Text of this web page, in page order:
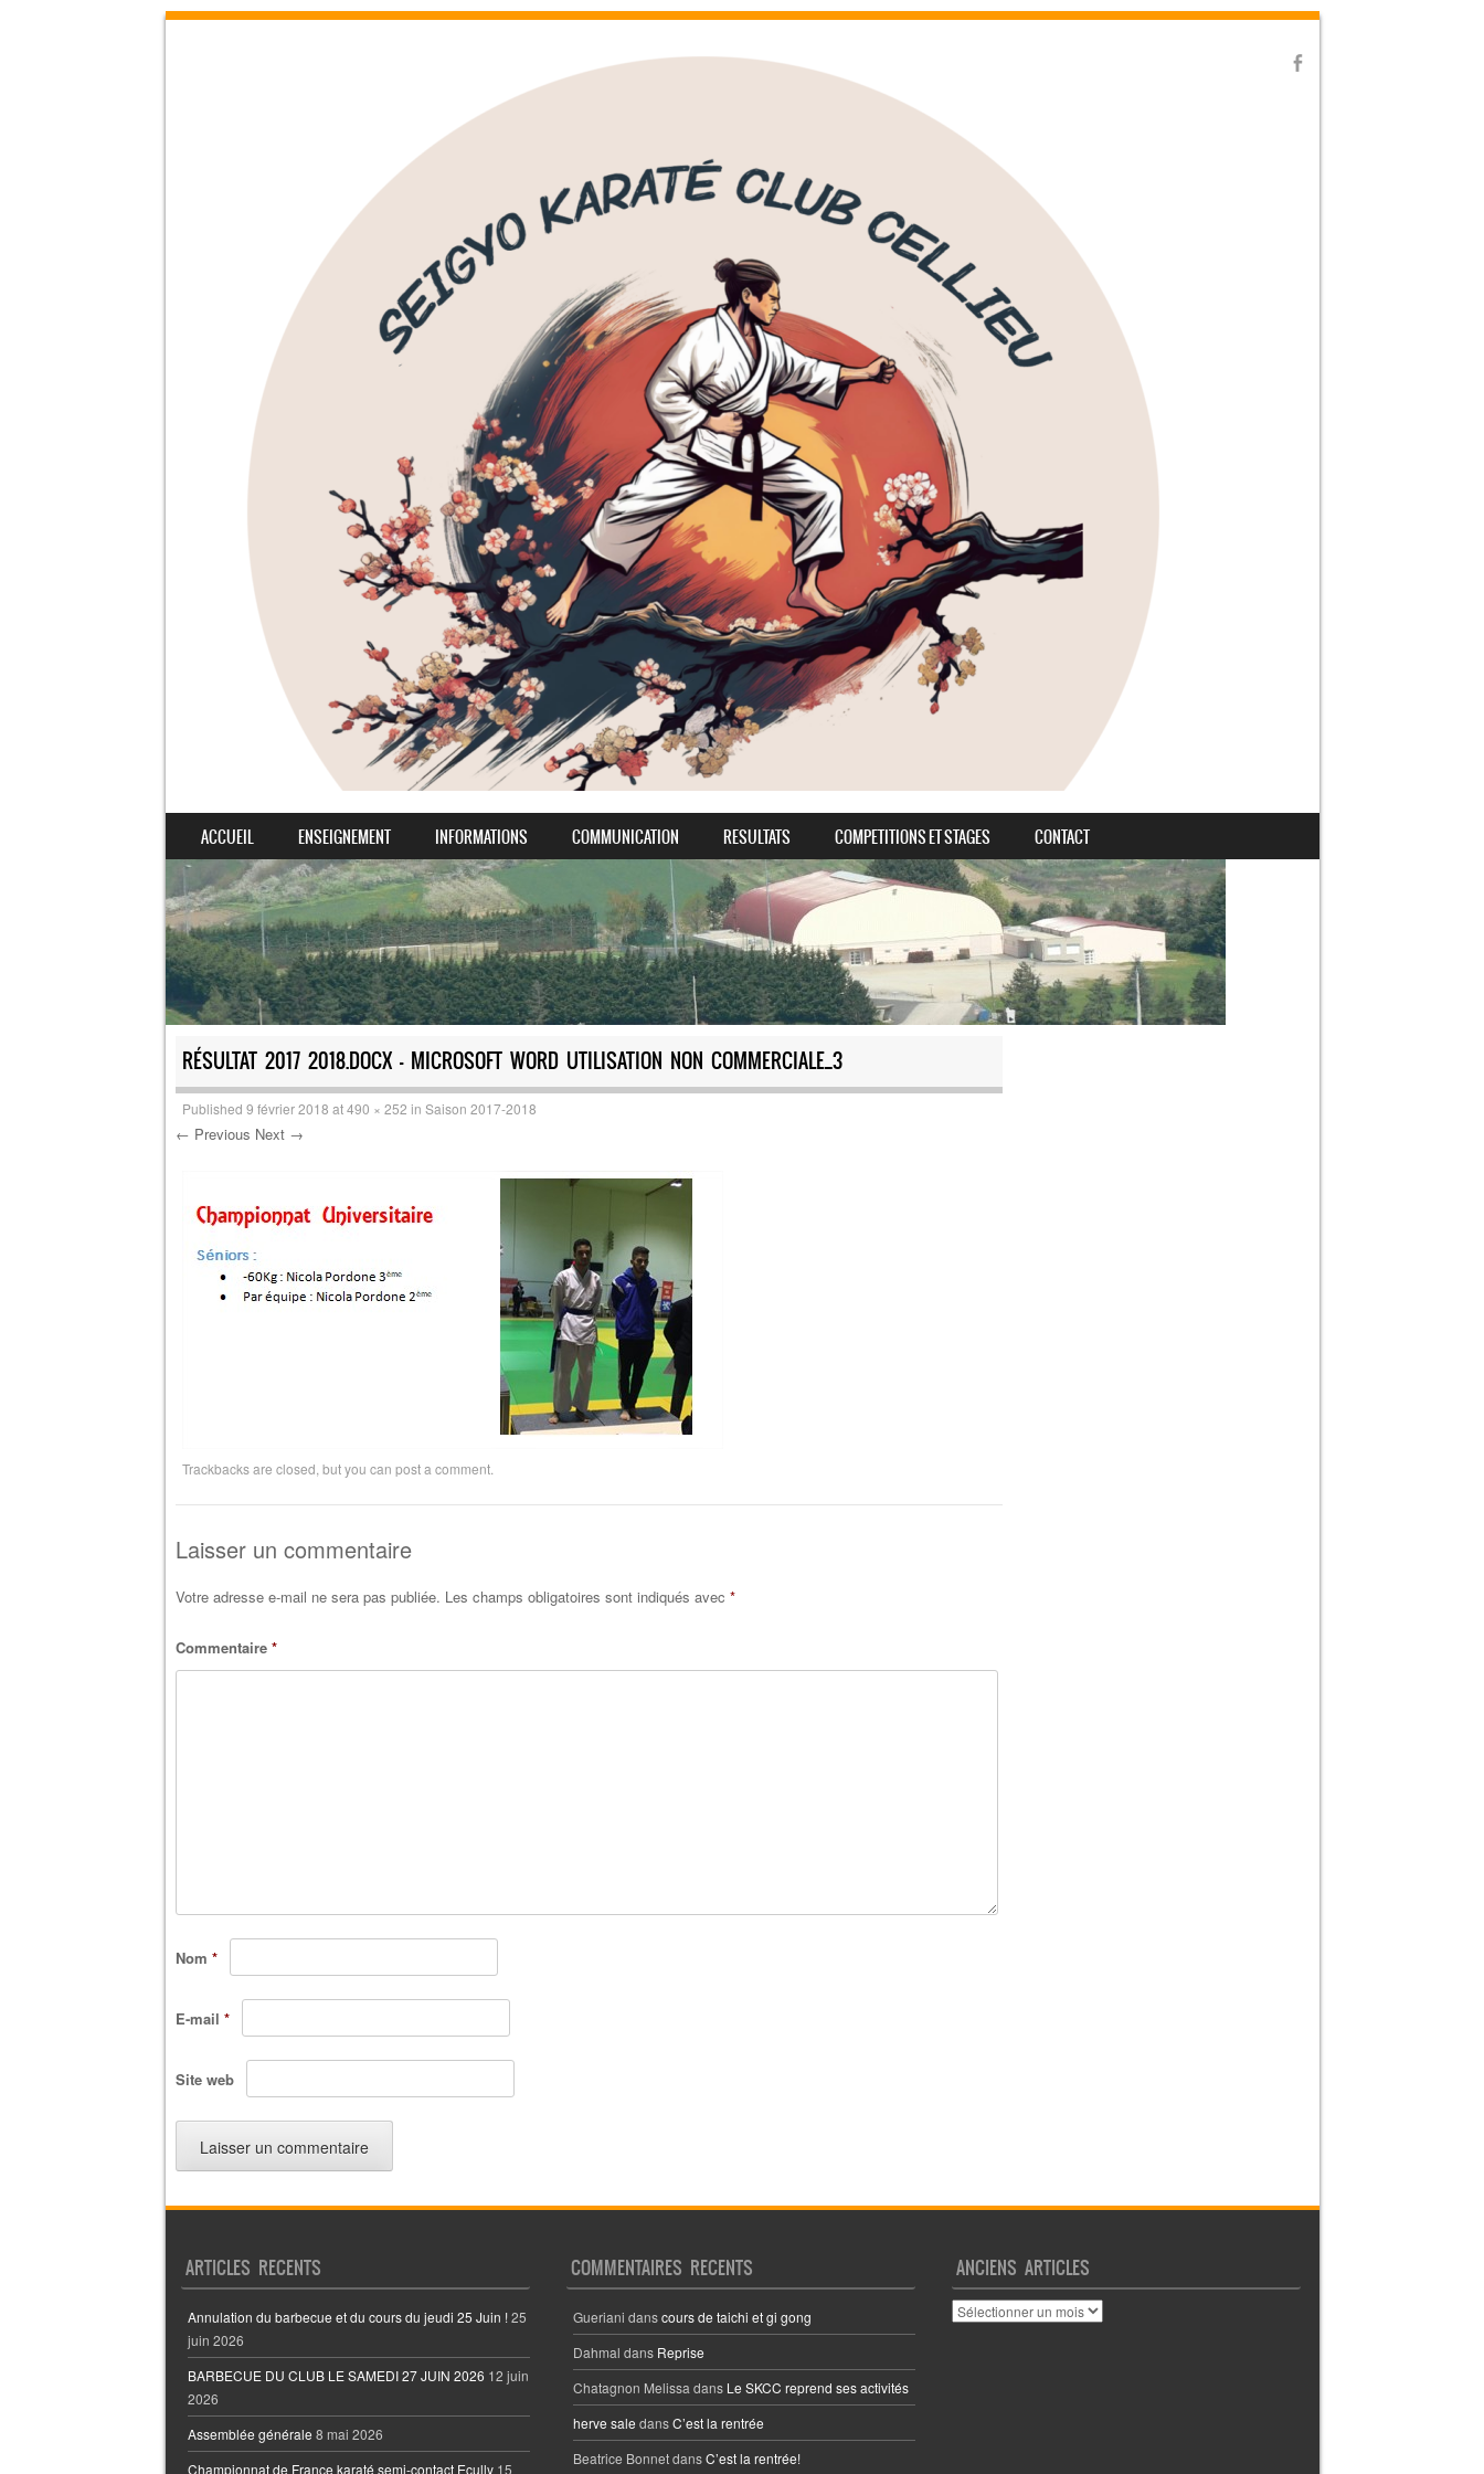
MENU
SKIP TO CONTENT
ACCUEIL ENSEIGNEMENT INFORMATIONS COMMUNICATION RESULTATS COMPETITIONS ET STAGES CONTACT
RÉSULTAT 2017 2018.DOCX – MICROSOFT WORD UTILISATION NON COMMERCIALE_3
Published9 février 2018 at490 × 252 inSaison 2017-2018
← Previous Next →
Trackbacks are closed, but you canpost a comment
Laisser un commentaire
Votre adresse e-mail ne sera pas publiée. Les champs obligatoires sont indiqués avec*
Commentaire*
Nom*
E-mail*
Site web
ARTICLES RECENTS
Annulation du barbecue et du cours du jeudi 25 Juin ! 25
juin 2026
BARBECUE DU CLUB LE SAMEDI 27 JUIN 2026 12 juin
2026
Assemblée générale 8 mai 2026
Championnat de France karaté semi-contact Ecully 15
COMMENTAIRES RECENTS
Gueriani danscours de taichi et gi gong
Dahmal dans Reprise
Chatagnon Melissa dans Le SKCC reprend ses activités
herve sale dansC’est la rentrée
Beatrice BonnetdansC’est la rentrée!
ANCIENS ARTICLES
ANCIENS